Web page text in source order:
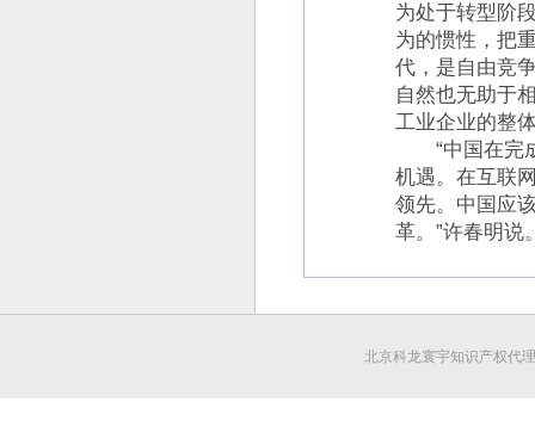
为处于转型阶
为的惯性，把
代，是自由竞
自然也无助于
工业企业的整
“中国在完成
机遇。在互联
领先。中国应
革。”许春明说
北京科龙寰宇知识产权代